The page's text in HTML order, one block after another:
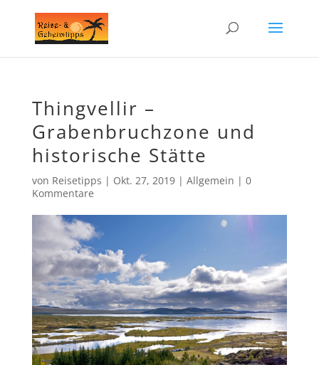
Thingvellir –
Grabenbruchzone und
historische Stätte
von Reisetipps | Okt. 27, 2019| Allgemein | 0
Kommentare